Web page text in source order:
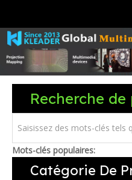
Recherche
Mots-clés populaires:
Catégorie De